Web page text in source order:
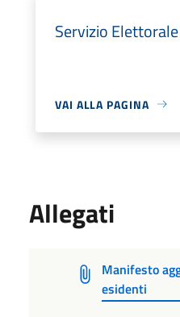
Servizio
VAI ALLA PAGINA
Allegati
Manifesto
esidenti